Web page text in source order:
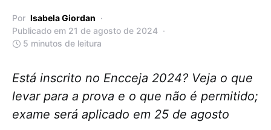
Por Isabela Giordan
Publicado em 21 de agosto de 2024
5 minutos de leitura
Está inscrito no Encceja 2024? Veja o que
levar para a prova e o que não é permitido;
exame será aplicado em 25 de agosto